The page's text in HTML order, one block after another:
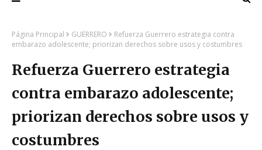
Página Principal GUERRERO
Refuerza Guerrero estrategia contra
embarazo adolescente; priorizan derechos sobre usos y costumbres
Refuerza Guerrero estrategia
contra embarazo adolescente;
priorizan derechos sobre usos y
costumbres